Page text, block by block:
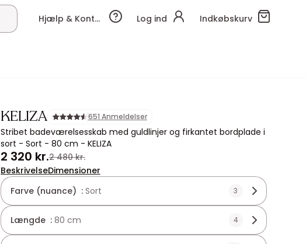
Hjælp & Kontakt Log ind Indkøbskurv
KELIZA 651 Anmeldelser
Stribet badeværelsesskab med guldlinjer og firkantet bordplade i
sort - Sort - 80 cm - KELIZA
2 320 kr.2 480 kr.
BeskrivelseDimensioner
Farve (nuance) : Sort 3
Længde : 80 cm 4